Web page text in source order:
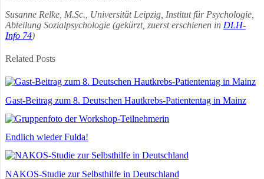
Susanne Relke, M.Sc., Universität Leipzig, Institut für Psychologie,
Abteilung Sozialpsychologie (gekürzt, zuerst erschienen in DLH-
Info 74)
Related Posts
Gast-Beitrag zum 8. Deutschen Hautkrebs-Patiententag in Mainz
Endlich wieder Fulda!
NAKOS-Studie zur Selbsthilfe in Deutschland